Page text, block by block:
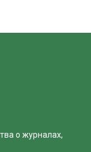
о журналах,